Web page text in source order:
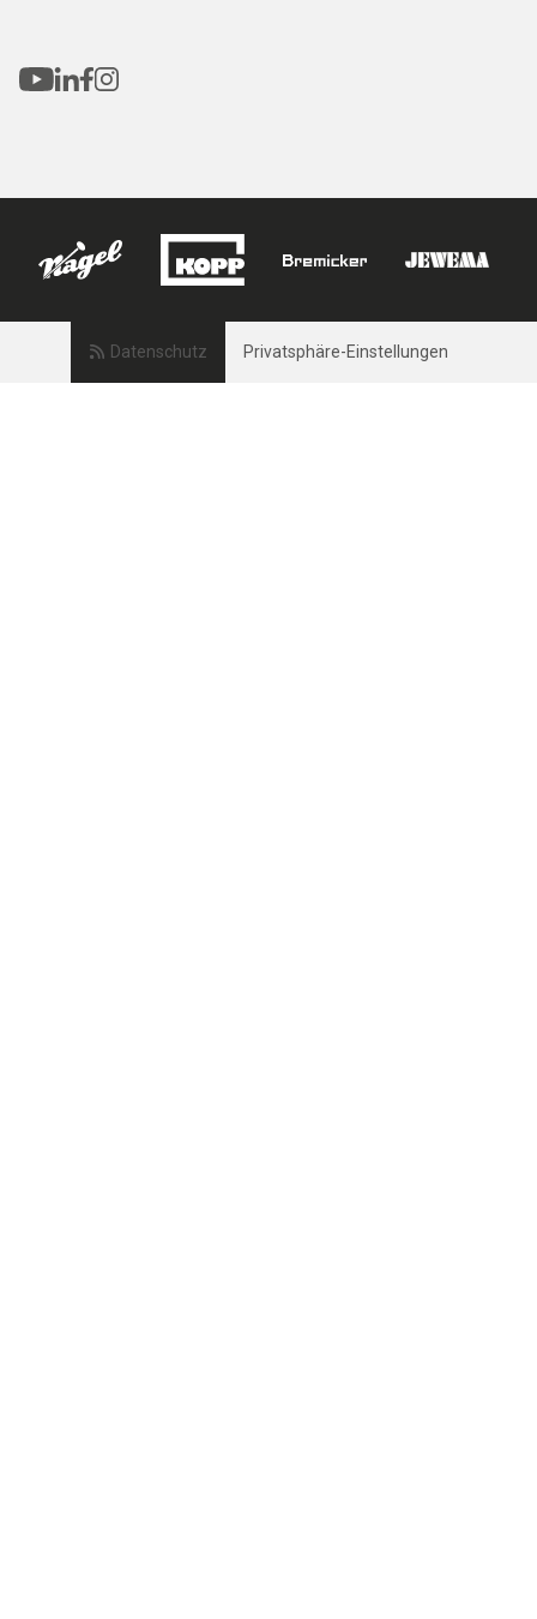
Datenschutz Privatsphäre-Einstellungen